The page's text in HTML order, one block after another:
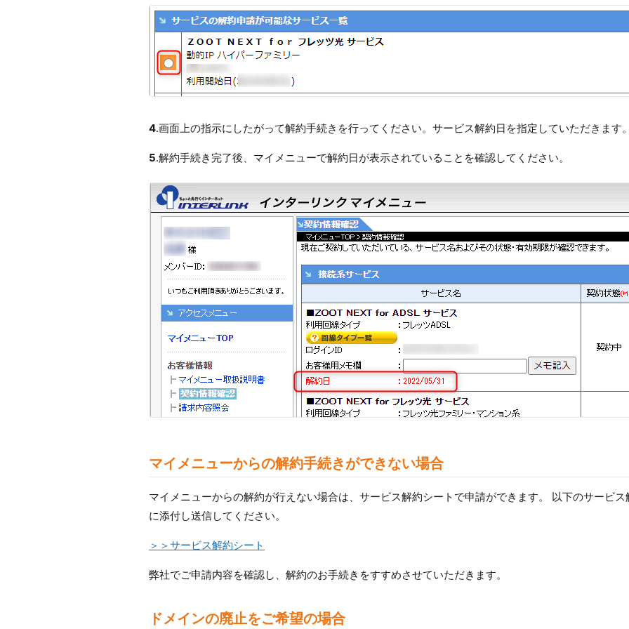
4.画面上の指示にしたがって解約手続きを行ってください。サービス解約日を指定していただきます
5.解約手続き完了後、マイメニューで解約日が表示されていることを確認してください。
マイメニューからの解約手続きができない場合
マイメニューからの解約が行えない場合は、サービス解約シートで申請ができます。 以下のサービ
に添付し送信してください。
＞＞サービス解約シート
弊社でご申請内容を確認し、解約のお手続きをすすめさせていただきます。
ドメインの廃止をご希望の場合